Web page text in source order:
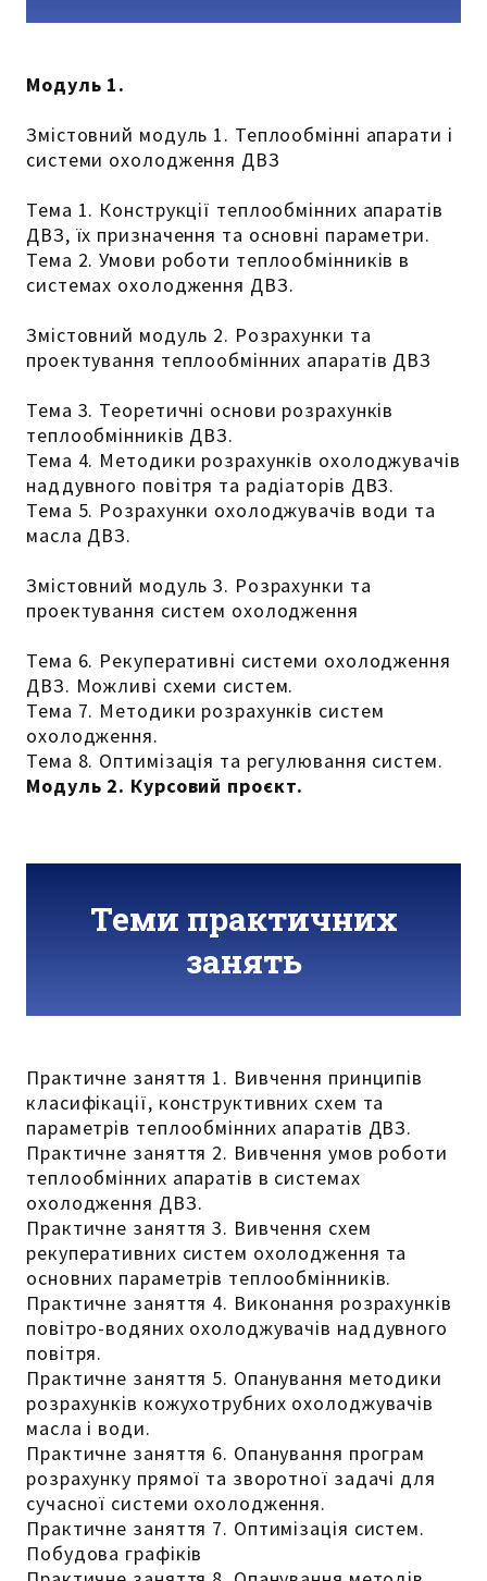
Модуль 1.
Змістовний модуль 1. Теплообмінні апарати і
системи охолодження ДВЗ
Тема 1. Конструкції теплообмінних апаратів
ДВЗ, їх призначення та основні параметри.
Тема 2. Умови роботи теплообмінників в
системах охолодження ДВЗ.
Змістовний модуль 2. Розрахунки та
проектування теплообмінних апаратів ДВЗ
Тема 3. Теоретичні основи розрахунків
теплообмінників ДВЗ.
Тема 4. Методики розрахунків охолоджувачів
наддувного повітря та радіаторів ДВЗ.
Тема 5. Розрахунки охолоджувачів води та
масла ДВЗ.
Змістовний модуль 3. Розрахунки та
проектування систем охолодження
Тема 6. Рекуперативні системи охолодження
ДВЗ. Можливі схеми систем.
Тема 7. Методики розрахунків систем
охолодження.
Тема 8. Оптимізація та регулювання систем.
Модуль 2. Курсовий проєкт.
Теми практичних
занять
Практичне заняття 1. Вивчення принципів
класифікації, конструктивних схем та
параметрів теплообмінних апаратів ДВЗ.
Практичне заняття 2. Вивчення умов роботи
теплообмінних апаратів в системах
охолодження ДВЗ.
Практичне заняття 3. Вивчення схем
рекуперативних систем охолодження та
основних параметрів теплообмінників.
Практичне заняття 4. Виконання розрахунків
повітро-водяних охолоджувачів наддувного
повітря.
Практичне заняття 5. Опанування методики
розрахунків кожухотрубних охолоджувачів
масла і води.
Практичне заняття 6. Опанування програм
розрахунку прямої та зворотної задачі для
сучасної системи охолодження.
Практичне заняття 7. Оптимізація систем.
Побудова графіків